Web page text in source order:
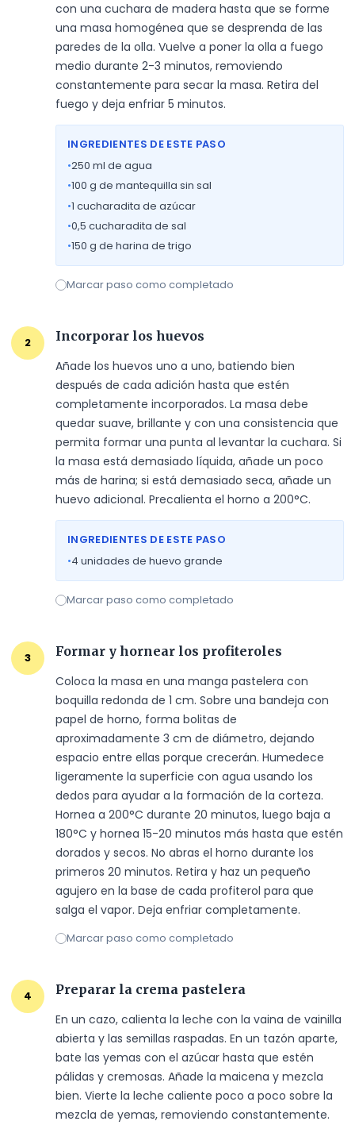
con una cuchara de madera hasta que se forme
una masa homogénea que se desprenda de las
paredes de la olla. Vuelve a poner la olla a fuego
medio durante 2-3 minutos, removiendo
constantemente para secar la masa. Retira del
fuego y deja enfriar 5 minutos.
INGREDIENTES DE ESTE PASO
•250 ml de agua
•100 g de mantequilla sin sal
•1 cucharadita de azúcar
•0,5 cucharadita de sal
•150 g de harina de trigo
Marcar paso como completado
2
Incorporar los huevos
Añade los huevos uno a uno, batiendo bien
después de cada adición hasta que estén
completamente incorporados. La masa debe
quedar suave, brillante y con una consistencia que
permita formar una punta al levantar la cuchara. Si
la masa está demasiado líquida, añade un poco
más de harina; si está demasiado seca, añade un
huevo adicional. Precalienta el horno a 200°C.
INGREDIENTES DE ESTE PASO
•4 unidades de huevo grande
Marcar paso como completado
3
Formar y hornear los profiteroles
Coloca la masa en una manga pastelera con
boquilla redonda de 1 cm. Sobre una bandeja con
papel de horno, forma bolitas de
aproximadamente 3 cm de diámetro, dejando
espacio entre ellas porque crecerán. Humedece
ligeramente la superficie con agua usando los
dedos para ayudar a la formación de la corteza.
Hornea a 200°C durante 20 minutos, luego baja a
180°C y hornea 15-20 minutos más hasta que estén
dorados y secos. No abras el horno durante los
primeros 20 minutos. Retira y haz un pequeño
agujero en la base de cada profiterol para que
salga el vapor. Deja enfriar completamente.
Marcar paso como completado
4
Preparar la crema pastelera
En un cazo, calienta la leche con la vaina de vainilla
abierta y las semillas raspadas. En un tazón aparte,
bate las yemas con el azúcar hasta que estén
pálidas y cremosas. Añade la maicena y mezcla
bien. Vierte la leche caliente poco a poco sobre la
mezcla de yemas, removiendo constantemente.